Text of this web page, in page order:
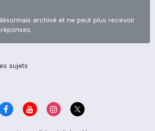
archivé et ne peut plus recevoir
sujets